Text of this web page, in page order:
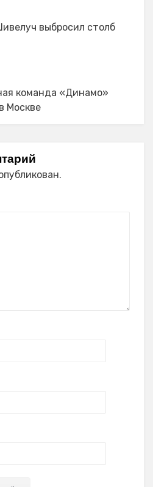
выбросил столб
команда «Динамо»
Москве